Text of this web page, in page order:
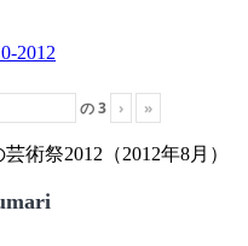
の3 › »
芸術祭2012（2012年8月）